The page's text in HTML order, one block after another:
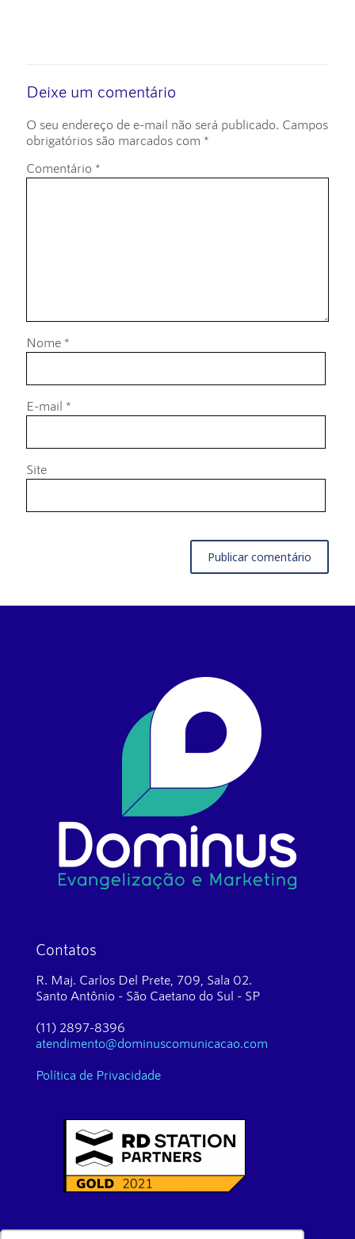
Deixe um comentário
O seu endereço de e-mail não será publicado. Campos
obrigatórios são marcados com *
Comentário *
Nome *
E-mail *
Site
Contatos
R. Maj. Carlos Del Prete, 709, Sala 02.
Santo Antônio - São Caetano do Sul - SP
(11) 2897-8396
atendimento@dominuscomunicacao.com
Política de Privacidade